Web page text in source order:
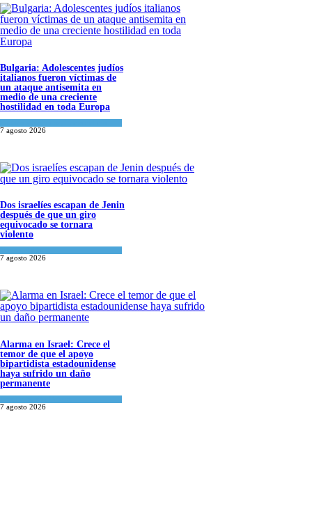
Bulgaria: Adolescentes judíos
italianos fueron víctimas de
un ataque antisemita en
medio de una creciente
hostilidad en toda Europa
7 agosto 2026
Dos israelíes escapan de Jenin
después de que un giro
equivocado se tornara
violento
7 agosto 2026
Alarma en Israel: Crece el
temor de que el apoyo
bipartidista estadounidense
haya sufrido un daño
permanente
7 agosto 2026